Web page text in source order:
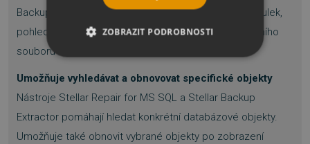
Backup Extractor. Zobrazuje náhledy tabulek, dat tabulek,
pohledů, omezení, indexů, klíčů atd. vybraného záložního
souboru databáze.
Umožňuje vyhledávat a obnovovat specifické objekty
Nástroje Stellar Repair for MS SQL a Stellar Backup
Extractor pomáhají hledat konkrétní databázové objekty.
Umožňuje také obnovit vybrané objekty po zobrazení
ZOBRAZIT PODROBNOSTI
VÝKONOVÉ SOUBORY